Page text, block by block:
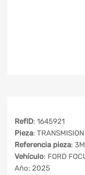
RefID: 1645921
Pieza:
Referencia pieza:
Vehículo: FORD
Año: 2025